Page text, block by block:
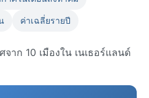
ค่าเฉลี่ยรายปี
าก 10 เมืองใน เนเธอร์แลนด์